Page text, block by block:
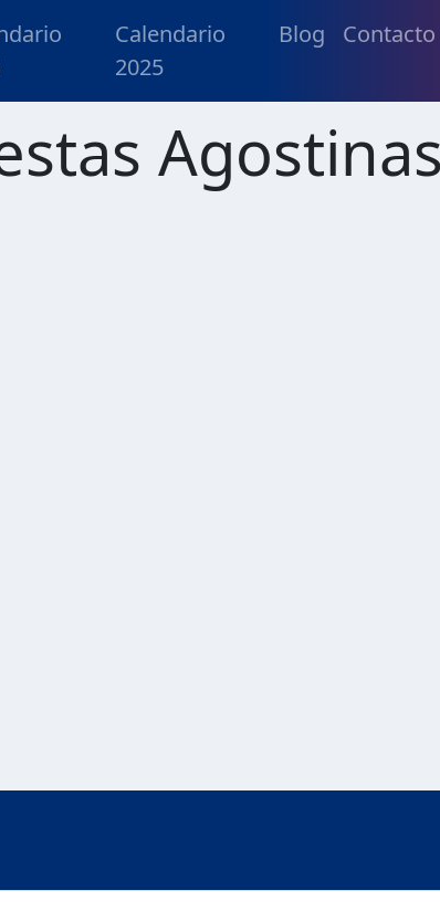
Calendario
2025
Blog Contacto
Agostinas